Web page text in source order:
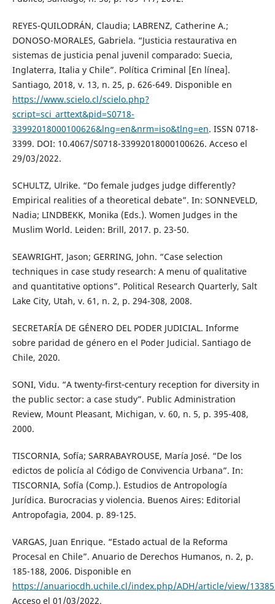
REYES-QUILODRÁN, Claudia; LABRENZ, Catherine A.;
DONOSO-MORALES, Gabriela. “Justicia restaurativa en
sistemas de justicia penal juvenil comparado: Suecia,
Inglaterra, Italia y Chile”. Política Criminal [En línea].
Santiago, 2018, v. 13, n. 25, p. 626-649. Disponible en
https://www.scielo.cl/scielo.php?
script=sci_arttext&pid=S0718-
33992018000100626&lng=en&nrm=iso&tlng=en. ISSN 0718-
3399. DOI: 10.4067/S0718-33992018000100626. Acceso el
29/03/2022.
SCHULTZ, Ulrike. “Do female judges judge differently?
Empirical realities of a theoretical debate”. In: SONNEVELD,
Nadia; LINDBEKK, Monika (Eds.). Women Judges in the
Muslim World. Leiden: Brill, 2017. p. 23-50.
SEAWRIGHT, Jason; GERRING, John. “Case selection
techniques in case study research: A menu of qualitative
and quantitative options”. Political Research Quarterly, Salt
Lake City, Utah, v. 61, n. 2, p. 294-308, 2008.
SECRETARÍA DE GÉNERO DEL PODER JUDICIAL. Informe
sobre paridad de género en el Poder Judicial. Santiago de
Chile, 2020.
SONI, Vidu. “A twenty‐first‐century reception for diversity in
the public sector: a case study”. Public Administration
Review, Mount Pleasant, Michigan, v. 60, n. 5, p. 395-408,
2000.
TISCORNIA, Sofía; SARRABAYROUSE, María José. “De los
edictos de policía al Código de Convivencia Urbana”. In:
TISCORNIA, Sofía (Comp.). Estudios de Antropología
Jurídica. Burocracias y violencia. Buenos Aires: Editorial
Antropofagia, 2004. p. 89-125.
VARGAS, Juan Enrique. “Estado actual de la Reforma
Procesal en Chile”. Anuario de Derechos Humanos, n. 2, p.
185-188, 2006. Disponible en
https://anuariocdh.uchile.cl/index.php/ADH/article/view/
Acceso el 01/03/2022.